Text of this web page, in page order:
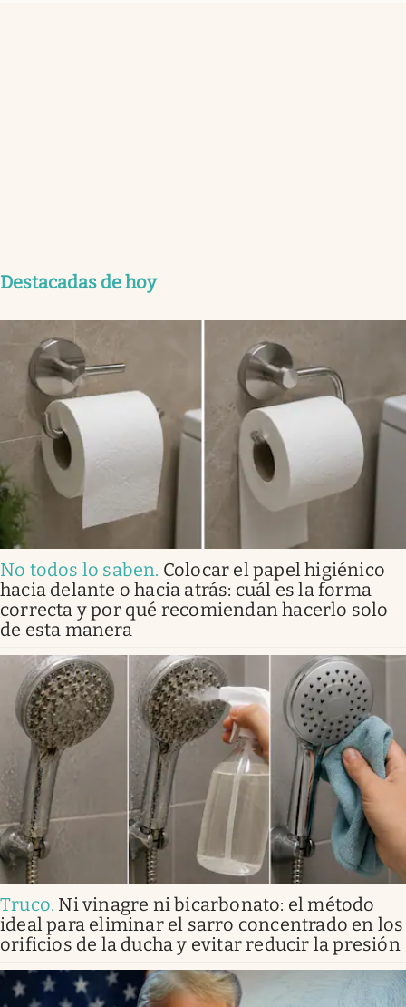
Destacadas de hoy
No todos lo saben. Colocar el papel higiénico
hacia delante o hacia atrás: cuál es la forma
correcta y por qué recomiendan hacerlo solo
de esta manera
Truco. Ni vinagre ni bicarbonato: el método
ideal para eliminar el sarro concentrado en los
orificios de la ducha y evitar reducir la presión